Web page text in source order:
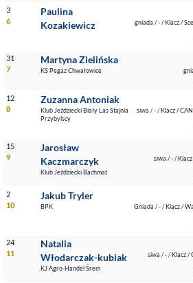
3
6
Paulina
Kozakiewicz
gniada / - / Klacz /
31
7
Martyna Zielińska
KS Pegaz Chwałowice
12
8
Zuzanna Antoniak
Klub Jeździecki Biały Las Stajnia
Przybylscy
siwa / - / Klacz /
15
9
Jarosław
Kaczmarczyk
Klub Jeździecki Bachmat
siwa / - /
2
10
Jakub Tryler
BPK
Gniada / - / Klacz /
24
11
Natalia
Włodarczak-kubiak
KJ Agro-Handel Śrem
siwa / - / Klacz /